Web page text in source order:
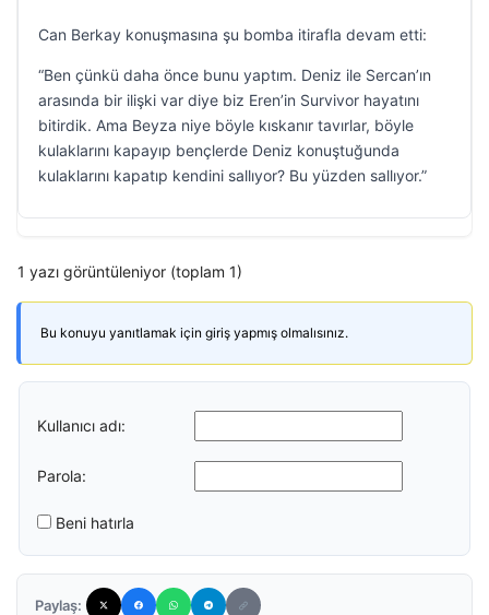
Can Berkay konuşmasına şu bomba itirafla devam etti:
“Ben çünkü daha önce bunu yaptım. Deniz ile Sercan’ın
arasında bir ilişki var diye biz Eren’in Survivor hayatını
bitirdik. Ama Beyza niye böyle kıskanır tavırlar, böyle
kulaklarını kapayıp bençlerde Deniz konuştuğunda
kulaklarını kapatıp kendini sallıyor? Bu yüzden sallıyor.”
1 yazı görüntüleniyor (toplam 1)
Bu konuyu yanıtlamak için giriş yapmış olmalısınız.
Kullanıcı adı:
Parola:
Beni hatırla
Paylaş: